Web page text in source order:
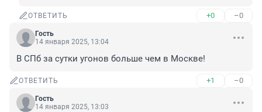
ОТВЕТИТЬ +0 –0
Гость
14 января 2025, 13:04
В СПб за сутки угонов больше чем в Москве!
ОТВЕТИТЬ +1 –0
Гость
14 января 2025, 13:03